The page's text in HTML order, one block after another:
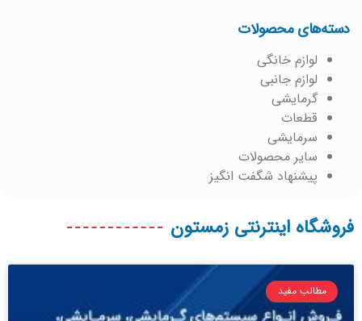
دسته‌های محصولات
لوازم خانگی
لوازم جانبی
گرمایشی
قطعات
سرمایشی
سایر محصولات
پیشنهاد شگفت انگیز
فروشگاه اینترنتی زمستون
مطالب مفید